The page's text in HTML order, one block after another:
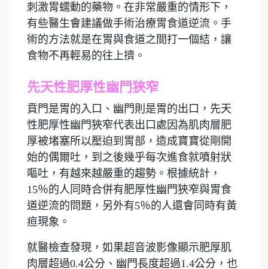
刺激胃蠕動的藥物。在非常嚴重的情形下，
有些醫生會建議做手術治療胃食道逆流。手
術的方法就是在胃與食道之間打一個結，讓
食物不再輕易的往上擠。
先天性肥厚性幽門狹窄
賁門是胃的入口、幽門則是胃的出口，先天
性肥厚性幽門狹窄代表出口處因為肌肉層肥
厚被堵塞所以壓迫到胃部，造成寶寶從剛開
始的偶爾吐，到之後幾乎每次進食就噴射狀
嘔吐，有越來越嚴重的趨勢。根據統計，
15％的人同時合併有肥厚性幽門狹窄與胃食
道逆流的問題，另外有5％的人還會同時有黃
疸現象。
就醫檢查發現，如果超音波影像顯示肥厚肌
肉層超過0.4公分、幽門長度超過1.4公分，也